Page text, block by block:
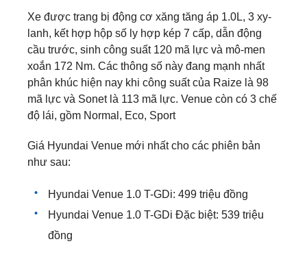
Xe được trang bị động cơ xăng tăng áp 1.0L, 3 xy-
lanh, kết hợp hộp số ly hợp kép 7 cấp, dẫn động
cầu trước, sinh công suất 120 mã lực và mô-men
xoắn 172 Nm. Các thông số này đang mạnh nhất
phân khúc hiện nay khi công suất của Raize là 98
mã lực và Sonet là 113 mã lực. Venue còn có 3 chế
độ lái, gồm Normal, Eco, Sport
Giá Hyundai Venue mới nhất cho các phiên bản
như sau:
Hyundai Venue 1.0 T-GDi: 499 triệu đồng
Hyundai Venue 1.0 T-GDi Đặc biệt: 539 triệu
đồng